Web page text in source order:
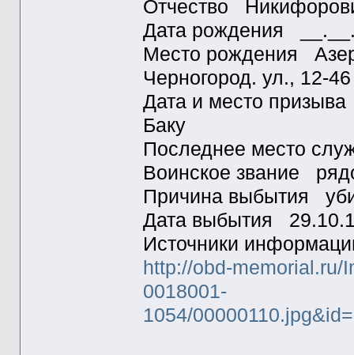
Отчество
Дата рождения
Место рождения
Черногород. ул., 12-46
Дата и место
Баку
Последнее место
Воинское звание
Причина выбытия
Дата выбытия
Источники
http://obd-memorial.ru/
0018001-
1054/